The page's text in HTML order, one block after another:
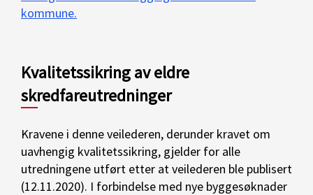
kommune.
Kvalitetssikring av eldre
skredfareutredninger
Kravene i denne veilederen, derunder kravet om
uavhengig kvalitetssikring, gjelder for alle
utredningene utført etter at veilederen ble publisert
(12.11.2020). I forbindelse med nye byggesøknader